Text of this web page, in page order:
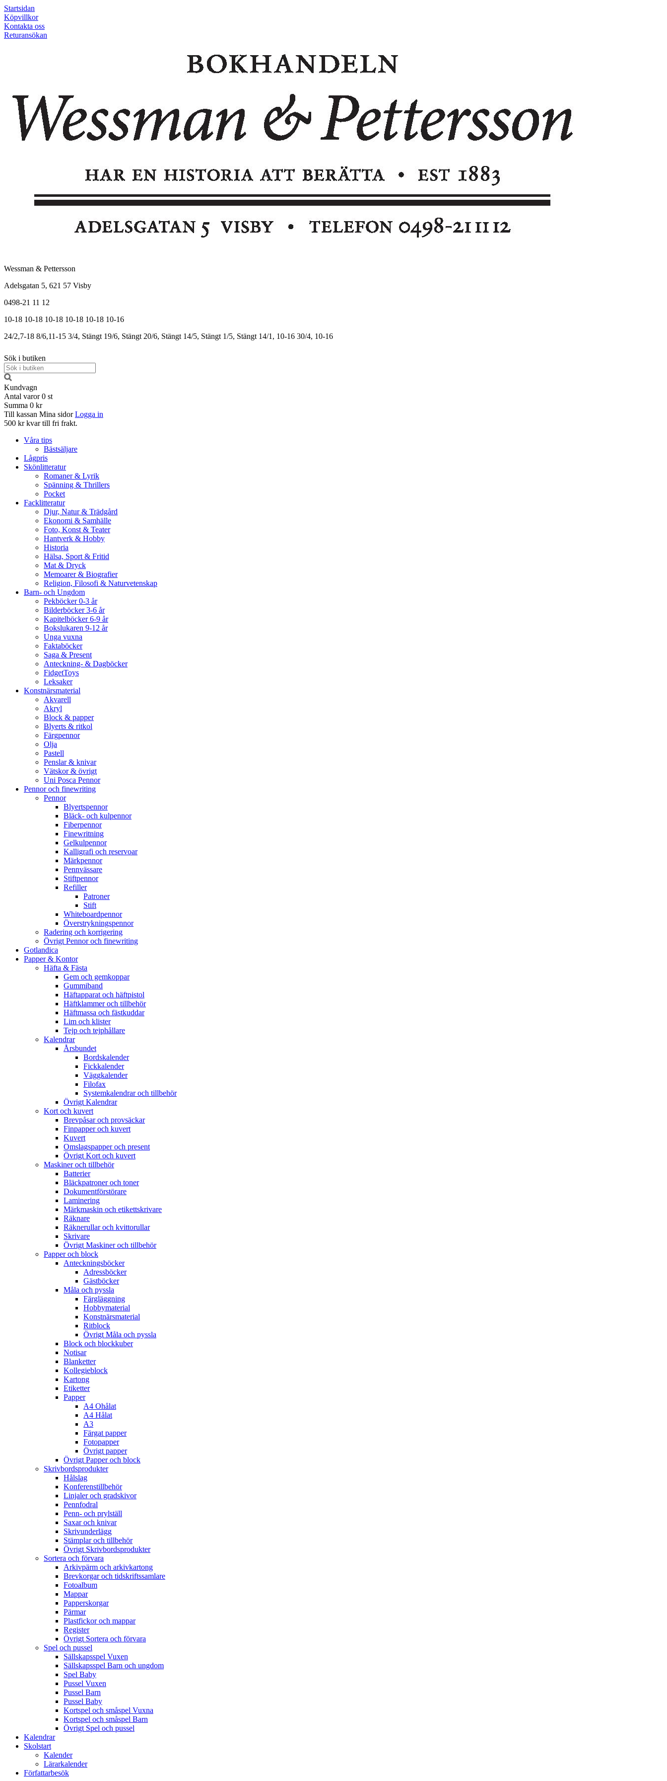
Startsidan
Köpvillkor
Kontakta oss
Returansökan
Wessman & Pettersson
Adelsgatan 5, 621 57 Visby
0498-21 11 12
10-18 10-18 10-18 10-18 10-18 10-16
24/2,7-18 8/6,11-15 3/4, Stängt 19/6, Stängt 20/6, Stängt 14/5, Stängt 1/5, Stängt 14/1, 10-16 30/4, 10-16
Sök i butiken
Kundvagn
Antal varor 0 st
Summa 0 kr
Till kassan Mina sidor Logga in
500 kr kvar till fri frakt.
Våra tips
Bästsäljare
Lågpris
Skönlitteratur
Romaner & Lyrik
Spänning & Thrillers
Pocket
Facklitteratur
Djur, Natur & Trädgård
Ekonomi & Samhälle
Foto, Konst & Teater
Hantverk & Hobby
Historia
Hälsa, Sport & Fritid
Mat & Dryck
Memoarer & Biografier
Religion, Filosofi & Naturvetenskap
Barn- och Ungdom
Pekböcker 0-3 år
Bilderböcker 3-6 år
Kapitelböcker 6-9 år
Bokslukaren 9-12 år
Unga vuxna
Faktaböcker
Saga & Present
Anteckning- & Dagböcker
FidgetToys
Leksaker
Konstnärsmaterial
Akvarell
Akryl
Block & papper
Blyerts & ritkol
Färgpennor
Olja
Pastell
Penslar & knivar
Vätskor & övrigt
Uni Posca Pennor
Pennor och finewriting
Pennor
Blyertspennor
Bläck- och kulpennor
Fiberpennor
Finewritning
Gelkulpennor
Kalligrafi och reservoar
Märkpennor
Pennvässare
Stiftpennor
Refiller
Patroner
Stift
Whiteboardpennor
Överstrykningspennor
Radering och korrigering
Övrigt Pennor och finewriting
Gotlandica
Papper & Kontor
Häfta & Fästa
Gem och gemkoppar
Gummiband
Häftapparat och häftpistol
Häftklammer och tillbehör
Häftmassa och fästkuddar
Lim och klister
Tejp och tejphållare
Kalendrar
Årsbundet
Bordskalender
Fickkalender
Väggkalender
Filofax
Systemkalendrar och tillbehör
Övrigt Kalendrar
Kort och kuvert
Brevpåsar och provsäckar
Finpapper och kuvert
Kuvert
Omslagspapper och present
Övrigt Kort och kuvert
Maskiner och tillbehör
Batterier
Bläckpatroner och toner
Dokumentförstörare
Laminering
Märkmaskin och etikettskrivare
Räknare
Räknerullar och kvittorullar
Skrivare
Övrigt Maskiner och tillbehör
Papper och block
Anteckningsböcker
Adressböcker
Gästböcker
Måla och pyssla
Färgläggning
Hobbymaterial
Konstnärsmaterial
Ritblock
Övrigt Måla och pyssla
Block och blockkuber
Notisar
Blanketter
Kollegieblock
Kartong
Etiketter
Papper
A4 Ohålat
A4 Hålat
A3
Färgat papper
Fotopapper
Övrigt papper
Övrigt Papper och block
Skrivbordsprodukter
Hålslag
Konferenstillbehör
Linjaler och gradskivor
Pennfodral
Penn- och prylställ
Saxar och knivar
Skrivunderlägg
Stämplar och tillbehör
Övrigt Skrivbordsprodukter
Sortera och förvara
Arkivpärm och arkivkartong
Brevkorgar och tidskriftssamlare
Fotoalbum
Mappar
Papperskorgar
Pärmar
Plastfickor och mappar
Register
Övrigt Sortera och förvara
Spel och pussel
Sällskapsspel Vuxen
Sällskapsspel Barn och ungdom
Spel Baby
Pussel Vuxen
Pussel Barn
Pussel Baby
Kortspel och småspel Vuxna
Kortspel och småspel Barn
Övrigt Spel och pussel
Kalendrar
Skolstart
Kalender
Lärarkalender
Författarbesök